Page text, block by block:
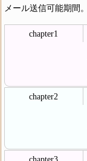
メール送信可能期間。
chapter1
chapter2
chapter3